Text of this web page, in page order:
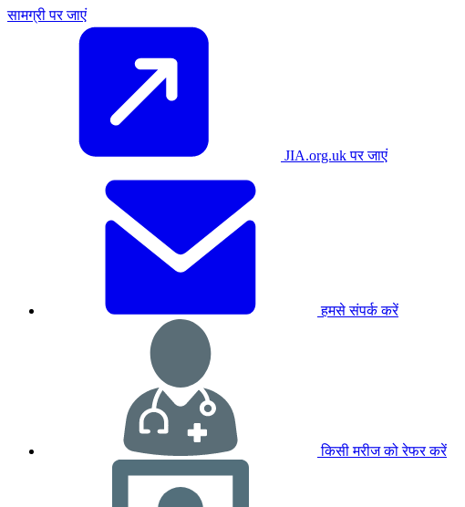
सामग्री पर जाएं
JIA.org.uk पर जाएं
हमसे संपर्क करें
किसी मरीज को रेफर करें